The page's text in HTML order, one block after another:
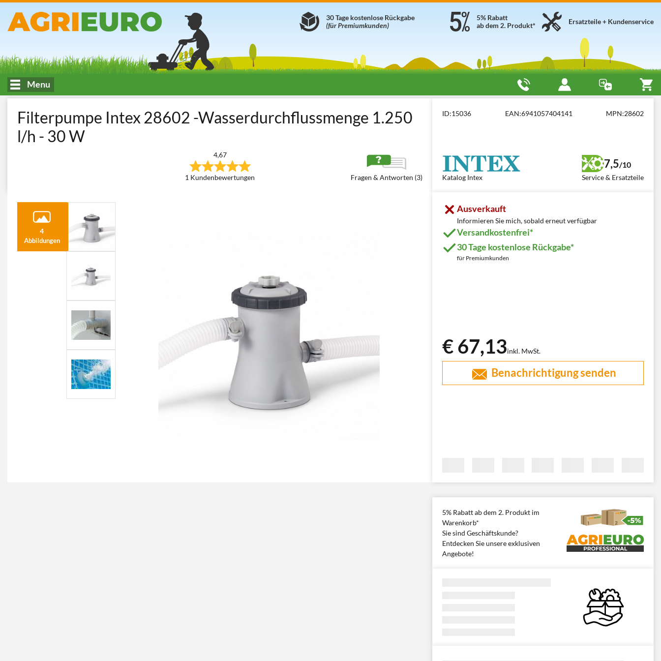
Ersatzteile + Kundenservice
5% Rabatt
ab dem 2. Produkt*
30 Tage kostenlose Rückgabe
(für Premiumkunden)
Menu
Filterpumpe Intex 28602 -Wasserdurchflussmenge 1.250
l/h - 30 W
4,67
1 Kundenbewertungen Fragen & Antworten (3)
ID:15036 EAN:6941057404141 MPN:28602
Katalog Intex
7,5/10
Service & Ersatzteile
4
Abbildungen
Ausverkauft
Informieren Sie mich, sobald erneut verfügbar
Versandkostenfrei*
30 Tage kostenlose Rückgabe*
für Premiumkunden
€ 67,13inkl. MwSt.
Benachrichtigung senden
5% Rabatt ab dem 2. Produkt im
Warenkorb*
Sie sind Geschäftskunde?
Entdecken Sie unsere exklusiven
Angebote!